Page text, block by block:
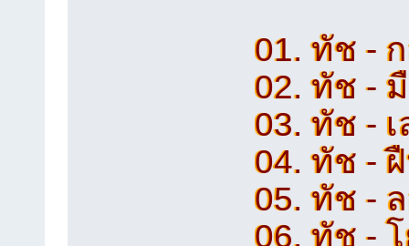
01. ทัช -
02. ทัช -
03. ทัช - เ
04. ทัช -
05. ทัช -
06. ทัช -